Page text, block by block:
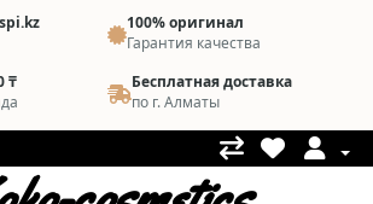
100% оригинал
Гарантия качества
₸
Бесплатная доставка
по г. Алматы